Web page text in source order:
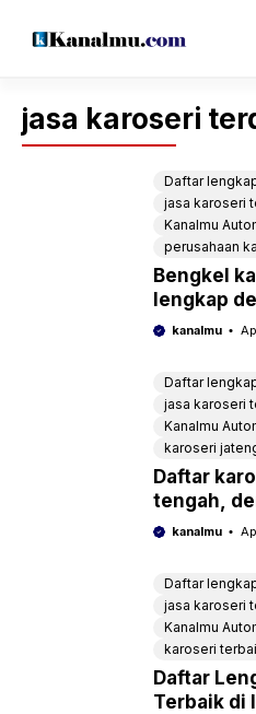
jasa karoseri
Daftar
jasa karoseri
Kanalmu
perusahaan
Bengkel
lengkap
untuk truk,
kanalmu
Daftar
jasa karoseri
Kanalmu
karoseri
Daftar
tengah,
lengkap
kanalmu
Daftar
jasa karoseri
Kanalmu
karoseri
Daftar
Terbaik di